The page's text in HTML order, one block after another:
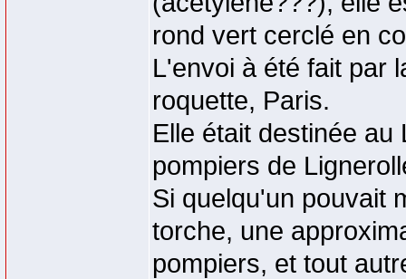
rond vert cerclé en
L'envoi à été fait par
roquette, Paris.
Elle était destinée
pompiers de
Si quelqu'un pouvait
torche, une
pompiers, et tout